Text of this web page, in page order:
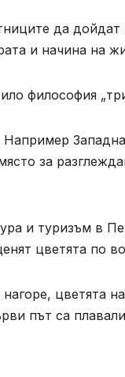
да
и начина на
философия
за
и туризъм в
цветята по
цветята
път са